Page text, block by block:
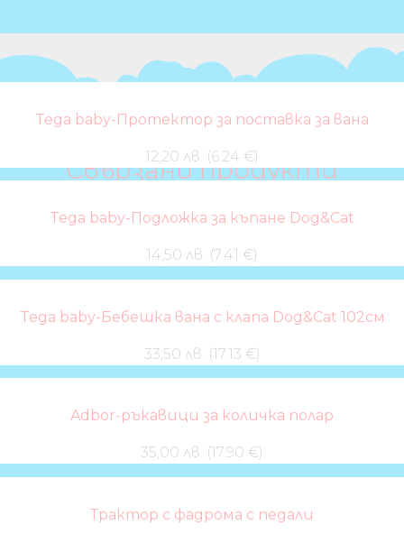
Свързани продукти
Tega baby-Протектор за поставка за вана
12,20 лв. (6.24 €)
Tega baby-Подложка за къпане Dog&Cat
14,50 лв. (7.41 €)
Tega baby-Бебешка вана с клапа Dog&Cat 102см
33,50 лв. (17.13 €)
Adbor-ръкавици за количка полар
35,00 лв. (17.90 €)
Трактор с фадрома с педали